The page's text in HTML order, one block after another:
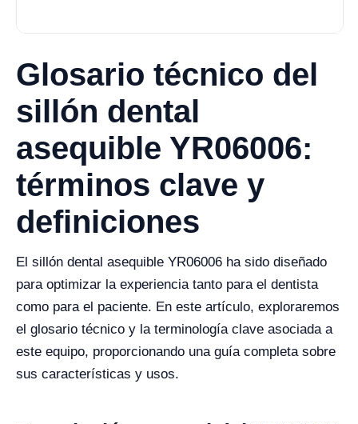
Glosario técnico del
sillón dental
asequible YR06006:
términos clave y
definiciones
El sillón dental asequible YR06006 ha sido diseñado
para optimizar la experiencia tanto para el dentista
como para el paciente. En este artículo, exploraremos
el glosario técnico y la terminología clave asociada a
este equipo, proporcionando una guía completa sobre
sus características y usos.